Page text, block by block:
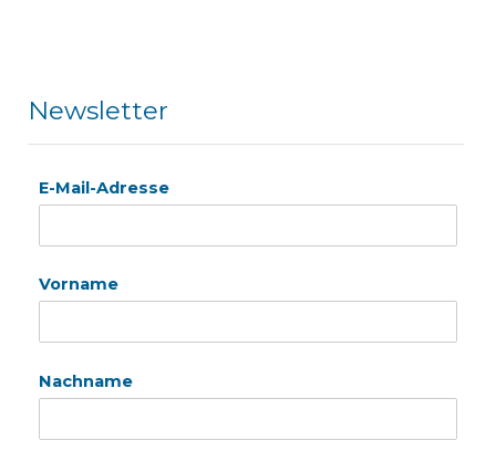
Newsletter
E-Mail-Adresse
Vorname
Nachname